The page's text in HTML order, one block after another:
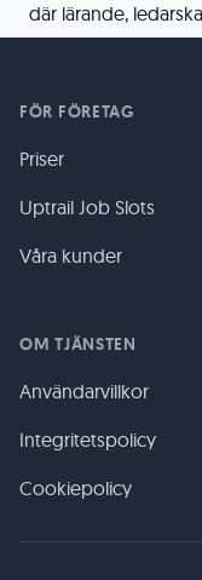
där lärande,
FÖR FÖRETAG
Priser
Uptrail Job Slots
Våra kunder
OM TJÄNSTEN
Användarvillkor
Integritetspolicy
Cookiepolicy